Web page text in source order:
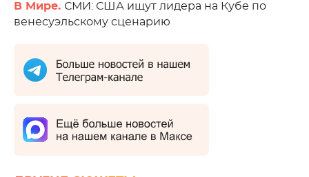
В Мире. СМИ: США ищут лидера на Кубе по
венесуэльскому сценарию